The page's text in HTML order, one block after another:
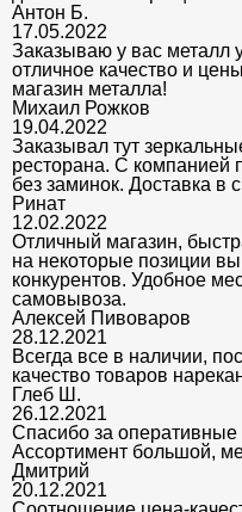
Антон Б.
17.05.2022
Заказываю у вас металл
отличное качество и
магазин металла!
Михаил Рожков
19.04.2022
Заказывал тут
ресторана. С компанией
без заминок. Доставка в
Ринат
12.02.2022
Отличный магазин,
на некоторые позиции
конкурентов. Удобное
самовывоза.
Алексей Пивоваров
28.12.2021
Всегда все в наличии,
качество товаров
Глеб Ш.
26.12.2021
Спасибо за оперативные
Ассортимент большой,
Дмитрий
20.12.2021